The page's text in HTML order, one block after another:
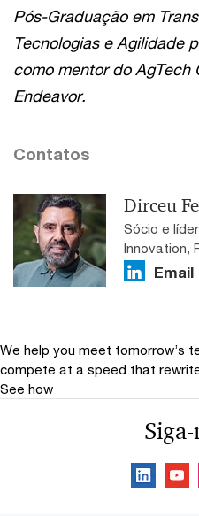
Pós-Graduação em
Tecnologias e Agilidade
como mentor do AgTech
Endeavor.
Contatos
Dirceu
Sócio e
Innovation,
Email
We help you meet tomorrow’s
compete at a speed that
See how